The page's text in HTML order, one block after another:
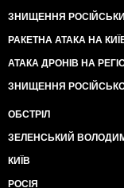
ЗНИЩЕННЯ
РАКЕТНА АТАКА НА
АТАКА ДРОНІВ НА
ЗНИЩЕННЯ
ОБСТРІЛ
ЗЕЛЕНСЬКИЙ
КИЇВ
РОСІЯ